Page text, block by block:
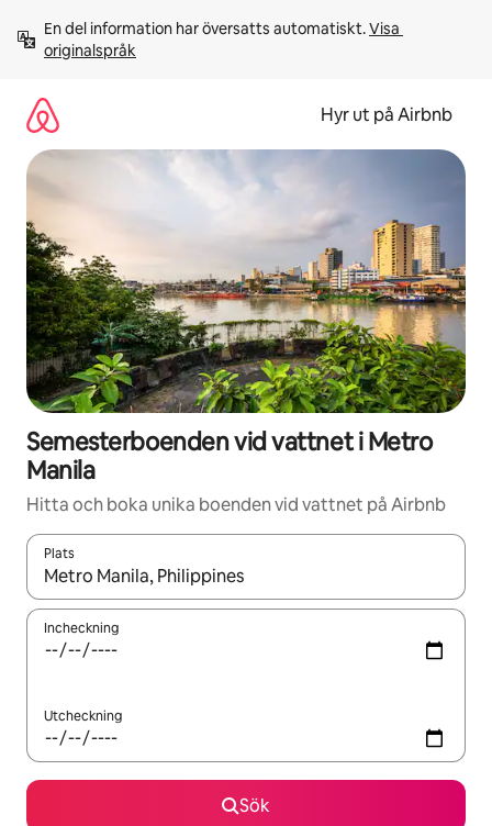
innehåll
En del information har översatts automatiskt. Visa
originalspråk
Hyr ut på Airbnb
Semesterboenden vid vattnet i Metro
Manila
Hitta och boka unika boenden vid vattnet på Airbnb
Plats
När resultaten är tillgängliga kan du navigera med upp- och
Incheckning
Utcheckning
Sök